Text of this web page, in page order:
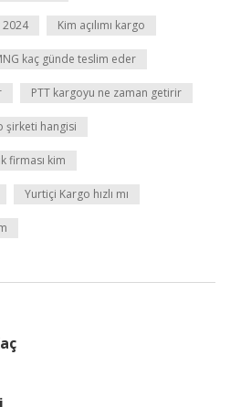
Kim açılımı kargo
kaç günde teslim eder
PTT kargoyu ne zaman getirir
şirketi hangisi
firması kim
Yurtiçi Kargo hızlı mı